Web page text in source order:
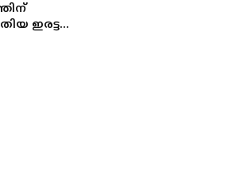
ഇരട്ട